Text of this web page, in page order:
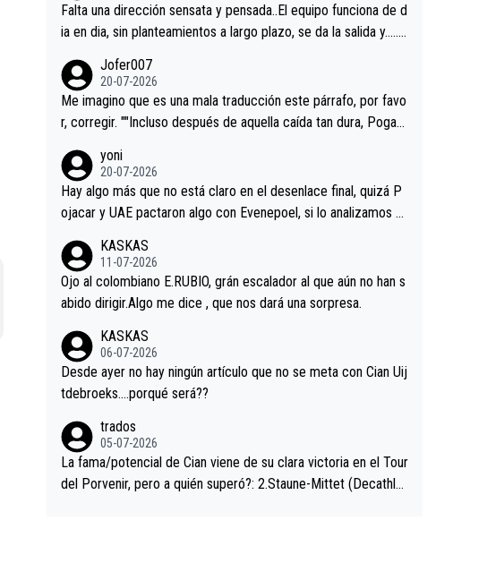
Falta una dirección sensata y pensada..El equipo funciona de d
ia en dia, sin planteamientos a largo plazo, se da la salida y…..v
a, Minguez, Velez etc etc.Me da pena vivir estos momentos t
an tristes sin victorias.
Jofer007
20-07-2026
Me imagino que es una mala traducción este párrafo, por favo
r, corregir. ""Incluso después de aquella caída tan dura, Pogac
rd permaneció pegado a su rueda. Parecía increíble la forma
en la que era capaz de controlar el miedo", recordó."
yoni
20-07-2026
Hay algo más que no está claro en el desenlace final, quizá P
ojacar y UAE pactaron algo con Evenepoel, si lo analizamos P
casi sin pedalear, luego está el saludo con Evenepoel dándose
la mano de una manera muy fraternal, más allá de los típicos t
oques en el hombro con que saludaba a Vingegard. Ahí hubo u
o aprieta, a ver si por querer poner a Del Toro con calzador e
n posición de podio UAE y Pojacar se van complicar el tour.
KASKAS
11-07-2026
Ojo al colombiano E.RUBIO, grán escalador al que aún no han s
abido dirigir.Algo me dice , que nos dará una sorpresa.
KASKAS
06-07-2026
Desde ayer no hay ningún artículo que no se meta con Cian Uij
tdebroeks….porqué será??
trados
05-07-2026
La fama/potencial de Cian viene de su clara victoria en el Tour
del Porvenir, pero a quién superó?: 2.Staune-Mittet (Decathlo